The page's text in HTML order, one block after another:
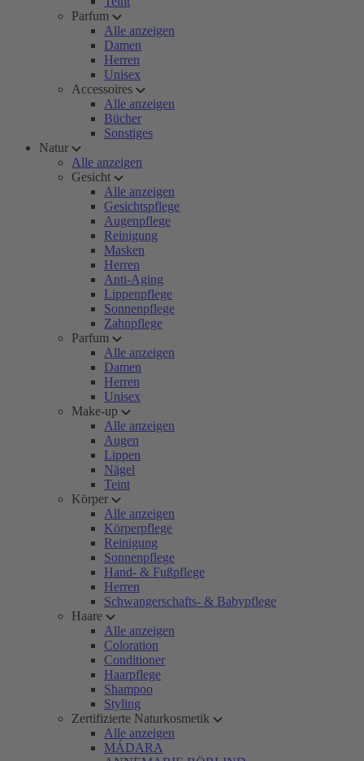
Parfum
Alle anzeigen
Damen
Herren
Unisex
Accessoires
Alle anzeigen
Bücher
Sonstiges
Natur
Alle anzeigen
Gesicht
Alle anzeigen
Gesichtspflege
Augenpflege
Reinigung
Masken
Herren
Anti-Aging
Lippenpflege
Sonnenpflege
Zahnpflege
Parfum
Alle anzeigen
Damen
Herren
Unisex
Make-up
Alle anzeigen
Augen
Lippen
Nägel
Teint
Körper
Alle anzeigen
Körperpflege
Reinigung
Sonnenpflege
Hand- & Fußpflege
Herren
Schwangerschafts- & Babypflege
Haare
Alle anzeigen
Coloration
Conditioner
Haarpflege
Shampoo
Styling
Zertifizierte Naturkosmetik
Alle anzeigen
MÁDARA